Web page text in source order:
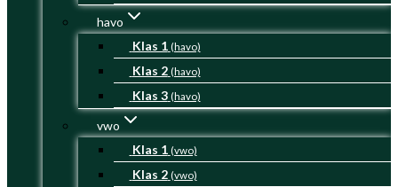
havo
Klas 1 (havo)
Klas 2 (havo)
Klas 3 (havo)
vwo
Klas 1 (vwo)
Klas 2 (vwo)